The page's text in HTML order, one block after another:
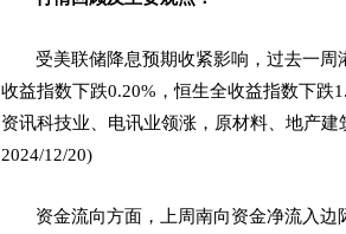
受美联储降息预期收紧影响，过去一
收益指数下跌0.20%，恒生全收益指数下跌
资讯科技业、电讯业领涨，原材料、地产
2024/12/20)
资金流向方面，上周南向资金净流入